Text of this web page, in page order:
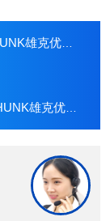
通用型机械手
优势气缸夹爪